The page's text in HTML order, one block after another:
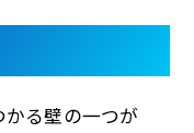
る壁の一つが